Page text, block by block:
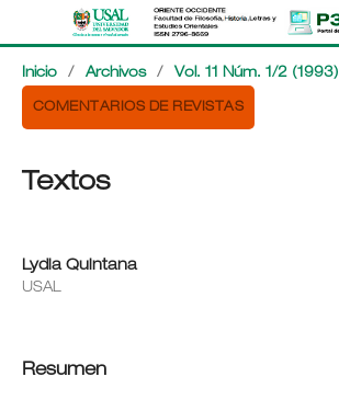
Inicio / Archivos / Vol. 11 Núm. 1/2 (1993)
COMENTARIOS DE REVISTAS
Textos
Lydia Quintana
USAL
Resumen